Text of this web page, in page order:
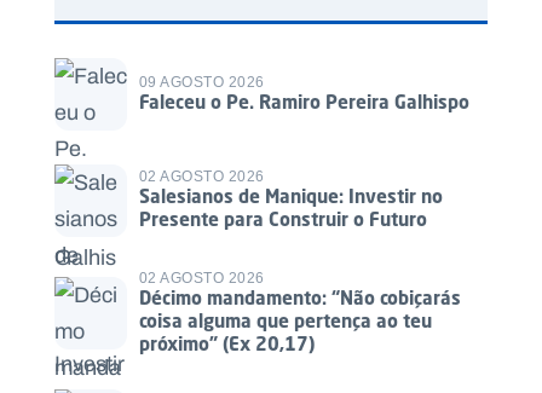
09 AGOSTO 2026
Faleceu o Pe. Ramiro Pereira Galhispo
02 AGOSTO 2026
Salesianos de Manique: Investir no
Presente para Construir o Futuro
02 AGOSTO 2026
Décimo mandamento: “Não cobiçarás
coisa alguma que pertença ao teu
próximo” (Ex 20,17)